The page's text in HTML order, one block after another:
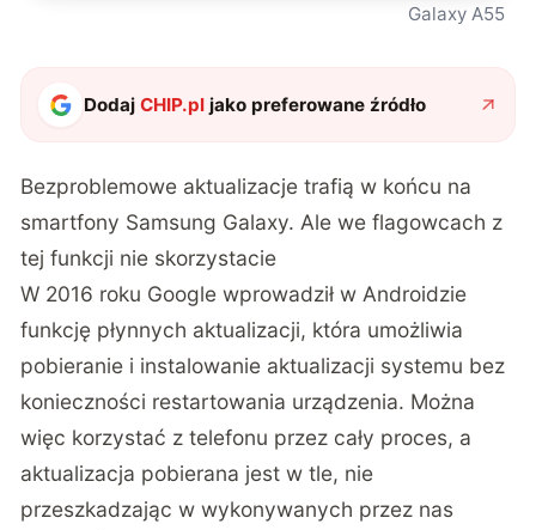
Galaxy A55
DodajCHIP.pl jako preferowane źródło
Bezproblemowe aktualizacje trafią w końcu na
smartfony Samsung Galaxy. Ale we flagowcach z
tej funkcji nie skorzystacie
W 2016 roku Google wprowadził w Androidzie
funkcję płynnych aktualizacji, która umożliwia
pobieranie i instalowanie aktualizacji systemu bez
konieczności restartowania urządzenia. Można
więc korzystać z telefonu przez cały proces, a
aktualizacja pobierana jest w tle, nie
przeszkadzając w wykonywanych przez nas